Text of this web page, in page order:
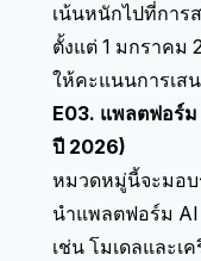
เน้นหนักไปที่การ
ตั้งแต่ 1 มกราคม
ให้คะแนนการเส
E03. แพลตฟอร์ม
ปี 2026)
หมวดหมู่นี้จะมอ
นำแพลตฟอร์ม AI
เช่น โมเดลและเ